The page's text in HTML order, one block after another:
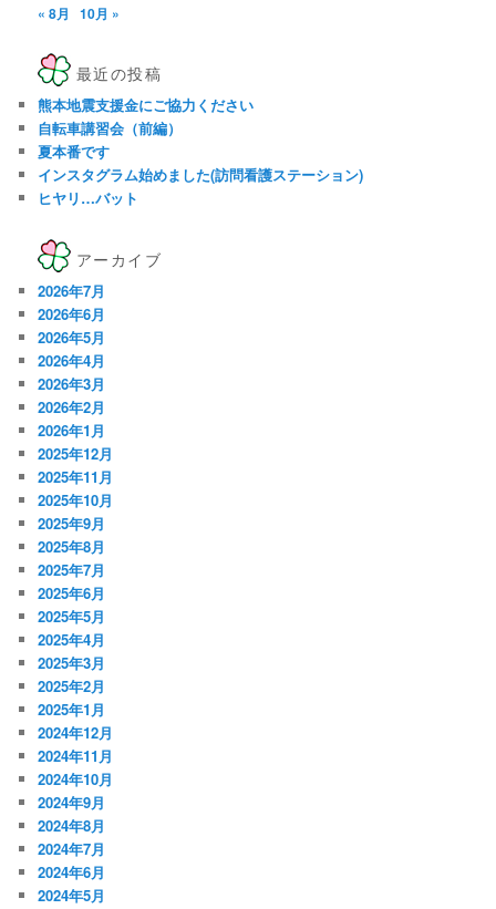
« 8月 10月 »
最近の投稿
熊本地震支援金にご協力ください
自転車講習会（前編）
夏本番です
インスタグラム始めました(訪問看護ステーション)
ヒヤリ…バット
アーカイブ
2026年7月
2026年6月
2026年5月
2026年4月
2026年3月
2026年2月
2026年1月
2025年12月
2025年11月
2025年10月
2025年9月
2025年8月
2025年7月
2025年6月
2025年5月
2025年4月
2025年3月
2025年2月
2025年1月
2024年12月
2024年11月
2024年10月
2024年9月
2024年8月
2024年7月
2024年6月
2024年5月